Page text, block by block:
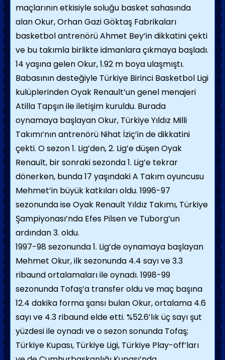
maçlarının etkisiyle soluğu basket sahasında
alan Okur, Orhan Gazi Göktaş Fabrikaları
basketbol antrenörü Ahmet Bey’in dikkatini çekti
ve bu takımla birlikte idmanlara çıkmaya başladı.
14 yaşına gelen Okur, 1.92 m boya ulaşmıştı.
Babasının desteğiyle Türkiye Birinci Basketbol Ligi
kulüplerinden Oyak Renault’un genel menajeri
Atilla Tapşın ile iletişim kuruldu. Burada
oynamaya başlayan Okur, Türkiye Yıldız Milli
Takımı’nın antrenörü Nihat İziç’in de dikkatini
çekti. O sezon 1. Lig’den, 2. Lig’e düşen Oyak
Renault, bir sonraki sezonda 1. Lig’e tekrar
dönerken, bunda 17 yaşındaki A Takım oyuncusu
Mehmet’in büyük katkıları oldu. 1996-97
sezonunda ise Oyak Renault Yıldız Takımı, Türkiye
Şampiyonası’nda Efes Pilsen ve Tuborg’un
ardından 3. oldu.
1997-98 sezonunda 1. Lig’de oynamaya başlayan
Mehmet Okur, ilk sezonunda 4.4 sayı ve 3.3
ribaund ortalamaları ile oynadı. 1998-99
sezonunda Tofaş’a transfer oldu ve maç başına
12.4 dakika forma şansı bulan Okur, ortalama 4.6
sayı ve 4.3 ribaund elde etti. %52.6’lık üç sayı şut
yüzdesi ile oynadı ve o sezon sonunda Tofaş;
Türkiye Kupası, Türkiye Ligi, Türkiye Play-off’ları